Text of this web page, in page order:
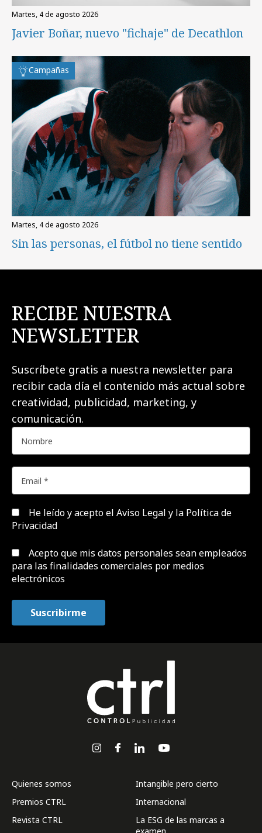
martes, 4 de agosto 2026
Javier Boñar, nuevo "fichaje" de Decathlon
Campañas
martes, 4 de agosto 2026
Sin las personas, el fútbol no tiene sentido
RECIBE NUESTRA
NEWSLETTER
Suscríbete gratis a nuestra newsletter para
recibir cada día el contenido más actual sobre
creatividad, publicidad, marketing, y
comunicación.
He leído y acepto el Aviso Legal y la Política de
Privacidad
Acepto que mis datos personales sean empleados
para las finalidades comerciales por medios
electrónicos
Quienes somos
Premios CTRL
Revista CTRL
Intangible pero cierto
Internacional
La ESG de las marcas a